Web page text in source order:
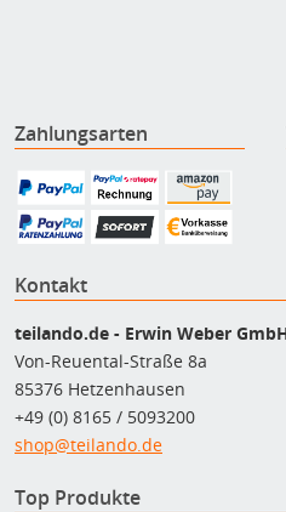
Zahlungsarten
Kontakt
teilando.de - Erwin Weber
Von-Reuental-Straße 8a
85376 Hetzenhausen
+49 (0) 8165 / 5093200
shop@teilando.de
Top Produkte